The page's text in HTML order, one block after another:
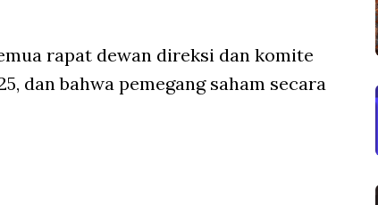
rapat dewan direksi dan komite
dan bahwa pemegang saham secara